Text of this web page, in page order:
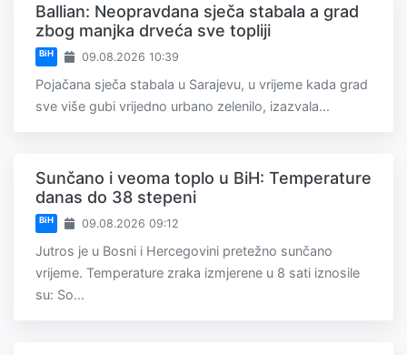
Ballian: Neopravdana sječa stabala a grad
zbog manjka drveća sve topliji
BiH 09.08.2026 10:39
Pojačana sječa stabala u Sarajevu, u vrijeme kada grad
sve više gubi vrijedno urbano zelenilo, izazvala...
Sunčano i veoma toplo u BiH: Temperature
danas do 38 stepeni
BiH 09.08.2026 09:12
Jutros je u Bosni i Hercegovini pretežno sunčano
vrijeme. Temperature zraka izmjerene u 8 sati iznosile
su: So...